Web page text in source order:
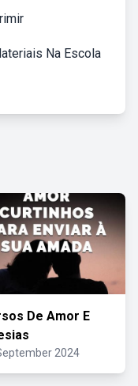
Na Escola
De Amor E
2024